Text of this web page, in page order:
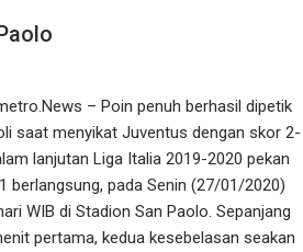
– Poin penuh berhasil dipetik
saat menyikat Juventus dengan skor 2-
lanjutan Liga Italia 2019-2020 pekan
berlangsung, pada Senin (27/01/2020)
WIB di Stadion San Paolo. Sepanjang
pertama, kedua kesebelasan seakan